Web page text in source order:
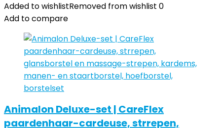
Added to wishlistRemoved from wishlist 0
Add to compare
Animalon Deluxe-set | CareFlex
paardenhaar-cardeuse, strrepen,